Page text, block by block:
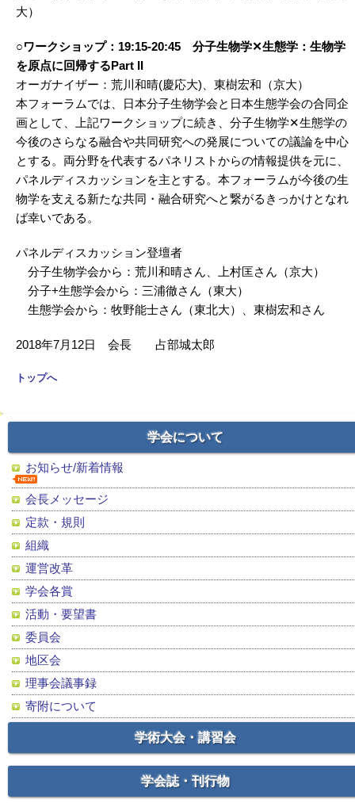
学会について
お知らせ/新着情報
会長メッセージ
定款・規則
組織
運営改革
学会各賞
活動・要望書
委員会
地区会
理事会議事録
寄附について
学術大会・講習会
学会誌・刊行物
大）
○ワークショップ：19:15-20:45 分子生物学✕生態学：生物学
を原点に回帰するPart II
オーガナイザー：荒川和晴(慶応大)、東樹宏和（京大）
本フォーラムでは、日本分子生物学会と日本生態学会の合同企
画として、上記ワークショップに続き、分子生物学✕生態学の
今後のさらなる融合や共同研究への発展についての議論を中心
とする。両分野を代表するパネリストからの情報提供を元に、
パネルディスカッションを主とする。本フォーラムが今後の生
物学を支える新たな共同・融合研究へと繋がるきっかけとなれ
ば幸いである。
パネルディスカッション登壇者
分子生物学会から：荒川和晴さん、上村匡さん（京大）
分子+生態学会から：三浦徹さん（東大）
生態学会から：牧野能士さん（東北大）、東樹宏和さん
2018年7月12日 会長 占部城太郎
トップへ